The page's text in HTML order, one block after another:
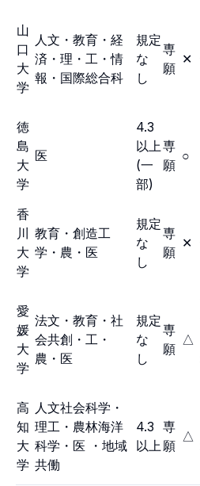
山
口
大
学
人文・教育・経
済・理・工・情
報・国際総合科
規定
な
し
専
願
✕
徳
島
大
学
医
4.3
以上
(一
部)
専
願
○
香
川
大
学
教育・創造工
学・農・医
規定
な
し
専
願
✕
愛
媛
大
学
法文・教育・社
会共創・工・
農・医
規定
な
し
専
願
△
高
知
大
学
人文社会科学・
理工・農林海洋
科学・医 ・地域
共働
4.3
以上
専
願
△